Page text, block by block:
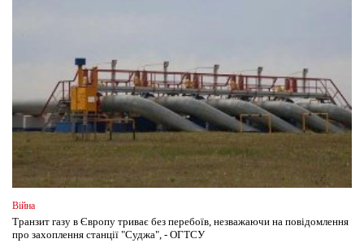
Війна
Транзит газу в Європу триває без перебоїв, незважаючи на повідомлення
про захоплення станції "Суджа", - ОГТСУ